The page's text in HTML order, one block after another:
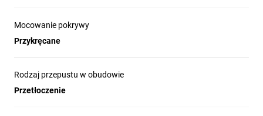
Mocowanie pokrywy
Przykręcane
Rodzaj przepustu w obudowie
Przetłoczenie